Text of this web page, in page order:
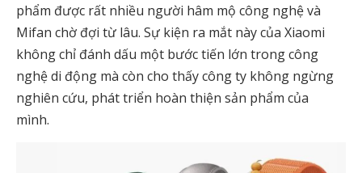
phẩm được rất nhiều người hâm mộ công nghệ và
Mifan chờ đợi từ lâu. Sự kiện ra mắt này của Xiaomi
không chỉ đánh dấu một bước tiến lớn trong công
nghệ di động mà còn cho thấy công ty không ngừng
nghiên cứu, phát triển hoàn thiện sản phẩm của
mình.